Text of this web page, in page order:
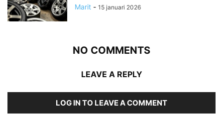
Marit - 15 januari 2026
NO COMMENTS
LEAVE A REPLY
LOG IN TO LEAVE A COMMENT